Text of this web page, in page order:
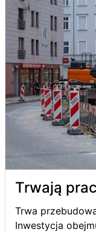
Trwają
Trwa
Inwestycja